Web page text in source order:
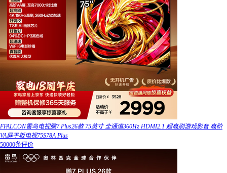
FFALCON雷鸟电视鹏7 Plus26款 75英寸 全通道360Hz HDMI2.1 超高刷游戏影音 高阶
VA屏平板电视75S78A Plus
50000条评价